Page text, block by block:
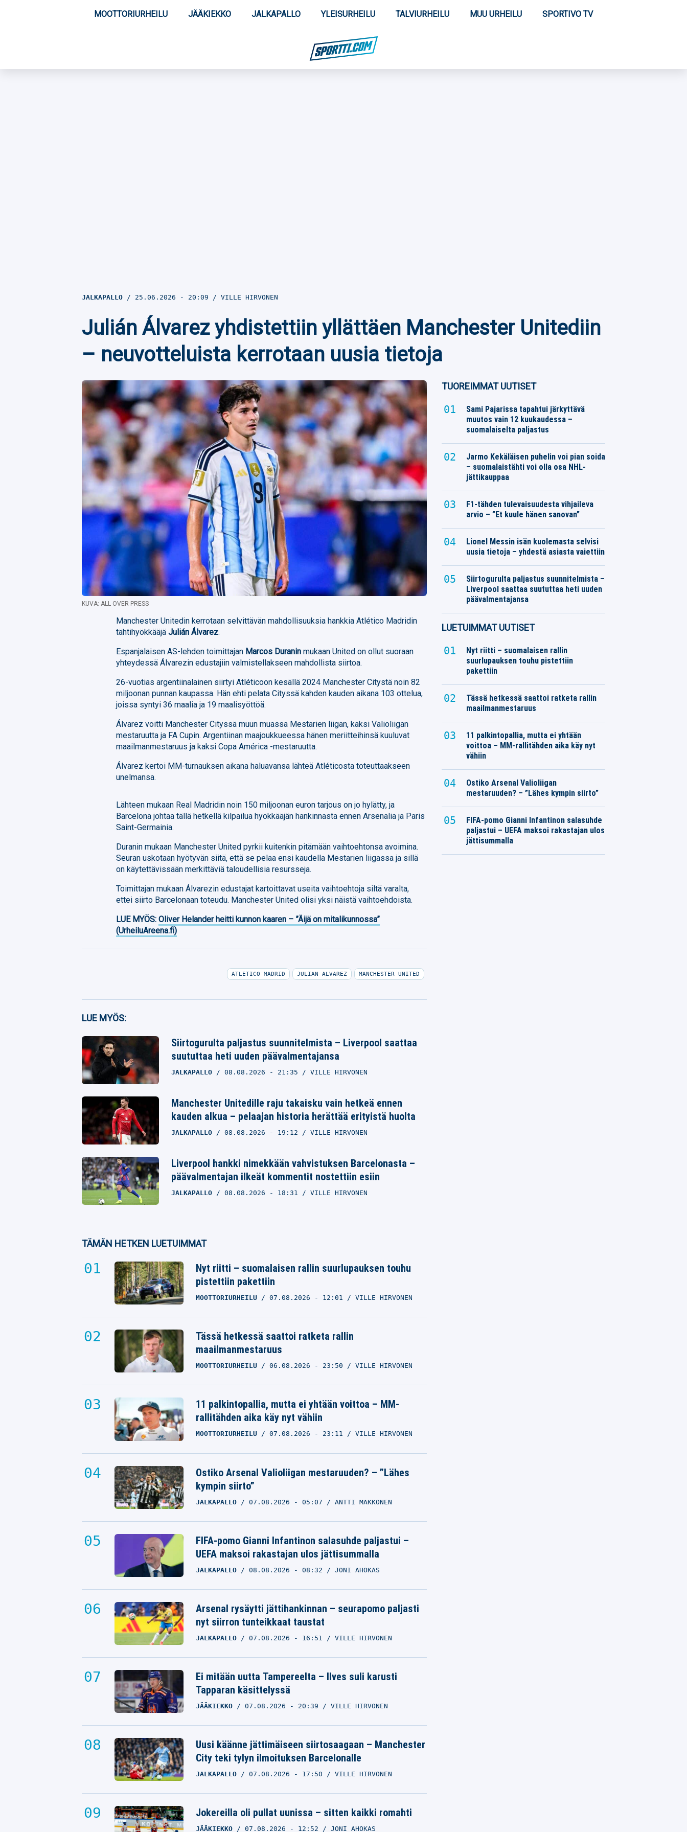
MOOTTORIURHEILU JÄÄKIEKKO JALKAPALLO YLEISURHEILU TALVIURHEILU MUU URHEILU SPORTIVO TV
JALKAPALLO 25.06.2026 - 20:09 VILLE HIRVONEN
Julián Álvarez yhdistettiin yllättäen Manchester Unitediin
– neuvotteluista kerrotaan uusia tietoja
KUVA: ALL OVER PRESS
Manchester Unitedin kerrotaan selvittävän mahdollisuuksia hankkia Atlético Madridin
tähtihyökkääjäJulián Álvarez.
Espanjalaisen AS-lehden toimittajan Marcos Duranin mukaan United on ollut suoraan
yhteydessä Álvarezin edustajiin valmistellakseen mahdollista siirtoa.
26-vuotias argentiinalainen siirtyi Atléticoon kesällä 2024 Manchester Citystä noin 82
miljoonan punnan kaupassa. Hän ehti pelata Cityssä kahden kauden aikana 103 ottelua,
joissa syntyi 36 maalia ja 19 maalisyöttöä.
Álvarez voitti Manchester Cityssä muun muassa Mestarien liigan, kaksi Valioliigan
mestaruutta ja FA Cupin. Argentiinan maajoukkueessa hänen meriitteihinsä kuuluvat
maailmanmestaruus ja kaksi Copa América -mestaruutta.
Álvarez kertoi MM-turnauksen aikana haluavansa lähteä Atléticosta toteuttaakseen
unelmansa.
Lähteen mukaan Real Madridin noin 150 miljoonan euron tarjous on jo hylätty, ja
Barcelona johtaa tällä hetkellä kilpailua hyökkääjän hankinnasta ennen Arsenalia ja Paris
Saint-Germainia.
Duranin mukaan Manchester United pyrkii kuitenkin pitämään vaihtoehtonsa avoimina.
Seuran uskotaan hyötyvän siitä, että se pelaa ensi kaudella Mestarien liigassa ja sillä
on käytettävissään merkittäviä taloudellisia resursseja.
Toimittajan mukaan Álvarezin edustajat kartoittavat useita vaihtoehtoja siltä varalta,
ettei siirto Barcelonaan toteudu. Manchester United olisi yksi näistä vaihtoehdoista.
LUE MYÖS:Oliver Helander heitti kunnon kaaren – ”Äijä on mitalikunnossa”
(UrheiluAreena.fi)
Facebook
Twitter
Whatsapp
ATLETICO MADRID JULIAN ALVAREZ MANCHESTER UNITED
LUE MYÖS:
Siirtogurulta paljastus suunnitelmista – Liverpool saattaa
suututtaa heti uuden päävalmentajansa
JALKAPALLO 08.08.2026 - 21:35 VILLE HIRVONEN
Manchester Unitedille raju takaisku vain hetkeä ennen
kauden alkua – pelaajan historia herättää erityistä huolta
JALKAPALLO 08.08.2026 - 19:12 VILLE HIRVONEN
Liverpool hankki nimekkään vahvistuksen Barcelonasta –
päävalmentajan ilkeät kommentit nostettiin esiin
JALKAPALLO 08.08.2026 - 18:31 VILLE HIRVONEN
TÄMÄN HETKEN LUETUIMMAT
Nyt riitti – suomalaisen rallin suurlupauksen touhu
pistettiin pakettiin
MOOTTORIURHEILU 07.08.2026 - 12:01 VILLE HIRVONEN
Tässä hetkessä saattoi ratketa rallin
maailmanmestaruus
MOOTTORIURHEILU 06.08.2026 - 23:50 VILLE HIRVONEN
11 palkintopallia, mutta ei yhtään voittoa – MM-
rallitähden aika käy nyt vähiin
MOOTTORIURHEILU 07.08.2026 - 23:11 VILLE HIRVONEN
Ostiko Arsenal Valioliigan mestaruuden? – ”Lähes
kympin siirto”
JALKAPALLO 07.08.2026 - 05:07 ANTTI MAKKONEN
FIFA-pomo Gianni Infantinon salasuhde paljastui –
UEFA maksoi rakastajan ulos jättisummalla
JALKAPALLO 08.08.2026 - 08:32 JONI AHOKAS
Arsenal rysäytti jättihankinnan – seurapomo paljasti
nyt siirron tunteikkaat taustat
JALKAPALLO 07.08.2026 - 16:51 VILLE HIRVONEN
Ei mitään uutta Tampereelta – Ilves suli karusti
Tapparan käsittelyssä
JÄÄKIEKKO 07.08.2026 - 20:39 VILLE HIRVONEN
Uusi käänne jättimäiseen siirtosaagaan – Manchester
City teki tylyn ilmoituksen Barcelonalle
JALKAPALLO 07.08.2026 - 17:50 VILLE HIRVONEN
Jokereilla oli pullat uunissa – sitten kaikki romahti
JÄÄKIEKKO 07.08.2026 - 12:52 JONI AHOKAS
TUOREIMMAT UUTISET
Sami Pajarissa tapahtui järkyttävä
muutos vain 12 kuukaudessa –
suomalaiselta paljastus
Jarmo Kekäläisen puhelin voi pian soida
– suomalaistähti voi olla osa NHL-
jättikauppaa
F1-tähden tulevaisuudesta vihjaileva
arvio – ”Et kuule hänen sanovan”
Lionel Messin isän kuolemasta selvisi
uusia tietoja – yhdestä asiasta vaiettiin
Siirtogurulta paljastus suunnitelmista –
Liverpool saattaa suututtaa heti uuden
päävalmentajansa
LUETUIMMAT UUTISET
Nyt riitti – suomalaisen rallin
suurlupauksen touhu pistettiin
pakettiin
Tässä hetkessä saattoi ratketa rallin
maailmanmestaruus
11 palkintopallia, mutta ei yhtään
voittoa – MM-rallitähden aika käy nyt
vähiin
Ostiko Arsenal Valioliigan
mestaruuden? – ”Lähes kympin siirto”
FIFA-pomo Gianni Infantinon salasuhde
paljastui – UEFA maksoi rakastajan ulos
jättisummalla